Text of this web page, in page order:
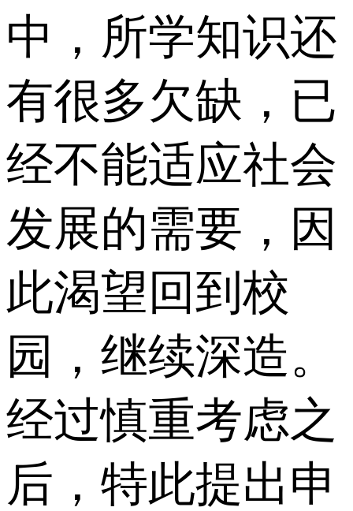
中，所学知识还
有很多欠缺，已
经不能适应社会
发展的需要，因
此渴望回到校
园，继续深造。
经过慎重考虑之
后，特此提出申